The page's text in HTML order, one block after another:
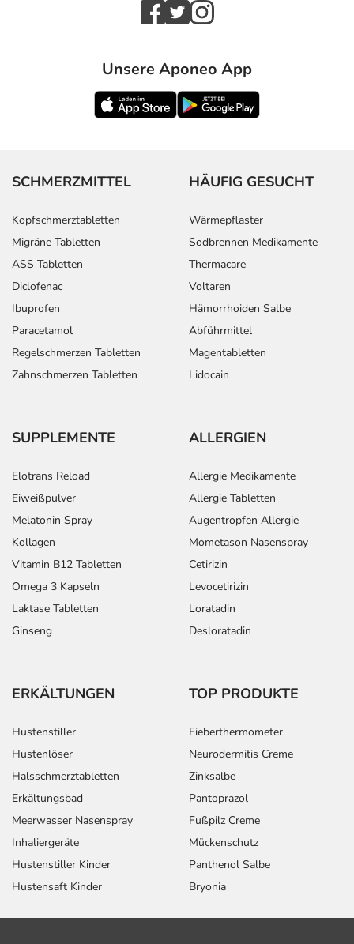
Unsere Aponeo App
SCHMERZMITTEL
Kopfschmerztabletten
Migräne Tabletten
ASS Tabletten
Diclofenac
Ibuprofen
Paracetamol
Regelschmerzen Tabletten
Zahnschmerzen Tabletten
HÄUFIG GESUCHT
Wärmepflaster
Sodbrennen Medikamente
Thermacare
Voltaren
Hämorrhoiden Salbe
Abführmittel
Magentabletten
Lidocain
SUPPLEMENTE
Elotrans Reload
Eiweißpulver
Melatonin Spray
Kollagen
Vitamin B12 Tabletten
Omega 3 Kapseln
Laktase Tabletten
Ginseng
ALLERGIEN
Allergie Medikamente
Allergie Tabletten
Augentropfen Allergie
Mometason Nasenspray
Cetirizin
Levocetirizin
Loratadin
Desloratadin
ERKÄLTUNGEN
Hustenstiller
Hustenlöser
Halsschmerztabletten
Erkältungsbad
Meerwasser Nasenspray
Inhaliergeräte
Hustenstiller Kinder
Hustensaft Kinder
TOP PRODUKTE
Fieberthermometer
Neurodermitis Creme
Zinksalbe
Pantoprazol
Fußpilz Creme
Mückenschutz
Panthenol Salbe
Bryonia